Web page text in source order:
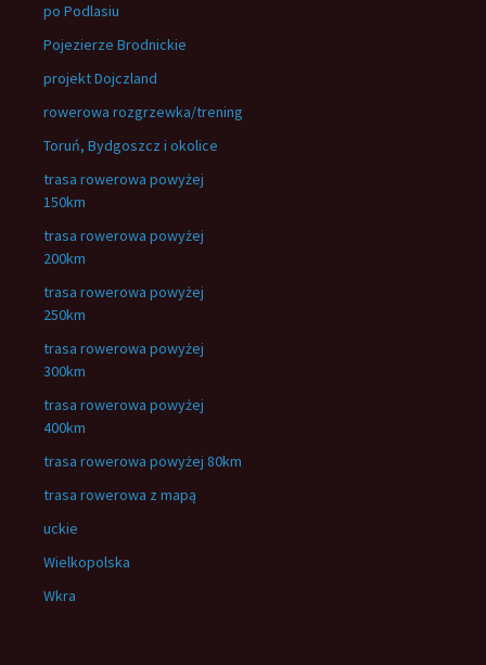
po Podlasiu
Pojezierze Brodnickie
projekt Dojczland
rowerowa rozgrzewka/trening
Toruń, Bydgoszcz i okolice
trasa rowerowa powyżej
150km
trasa rowerowa powyżej
200km
trasa rowerowa powyżej
250km
trasa rowerowa powyżej
300km
trasa rowerowa powyżej
400km
trasa rowerowa powyżej 80km
trasa rowerowa z mapą
uckie
Wielkopolska
Wkra